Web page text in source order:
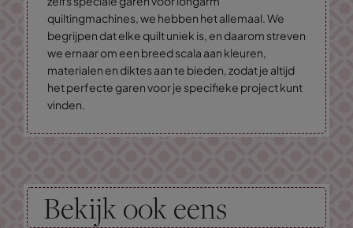
quiltingmachines, we hebben het allemaal. We
begrijpen dat elke quilt uniek is, en daarom streven
we ernaar om een breed scala aan kleuren,
materialen en diktes aan te bieden, zodat je altijd
het perfecte garen voor je specifieke project kunt
vinden.
Bekijk ook eens